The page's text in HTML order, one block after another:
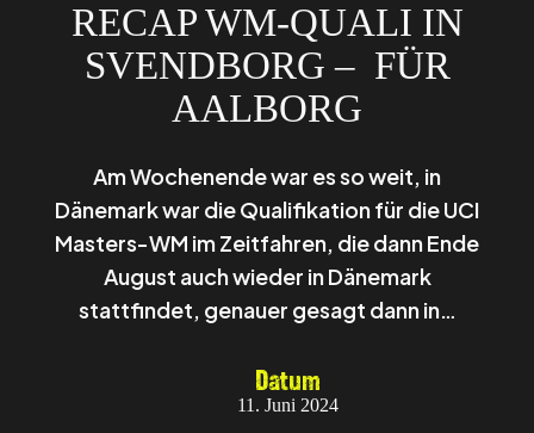
RECAP WM-QUALI IN
SVENDBORG – FÜR
AALBORG
Am Wochenende war es so weit, in
Dänemark war die Qualifikation für die UCI
Masters-WM im Zeitfahren, die dann Ende
August auch wieder in Dänemark
stattfindet, genauer gesagt dann in…
Datum
11. Juni 2024